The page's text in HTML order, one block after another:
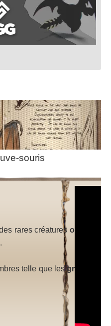
souris
rares créatureso
telle que lesgr